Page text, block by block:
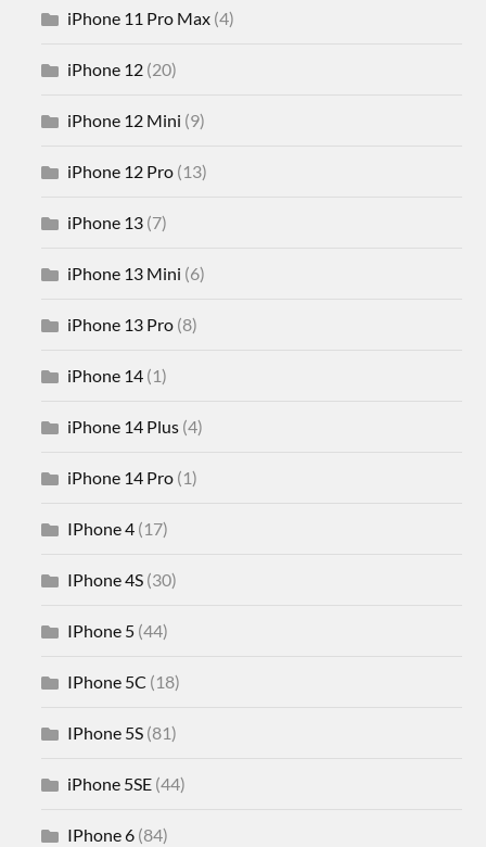
iPhone 11 Pro Max (4)
iPhone 12 (20)
iPhone 12 Mini (9)
iPhone 12 Pro (13)
iPhone 13 (7)
iPhone 13 Mini (6)
iPhone 13 Pro (8)
iPhone 14 (1)
iPhone 14 Plus (4)
iPhone 14 Pro (1)
IPhone 4 (17)
IPhone 4S (30)
IPhone 5 (44)
IPhone 5C (18)
IPhone 5S (81)
iPhone 5SE (44)
IPhone 6 (84)